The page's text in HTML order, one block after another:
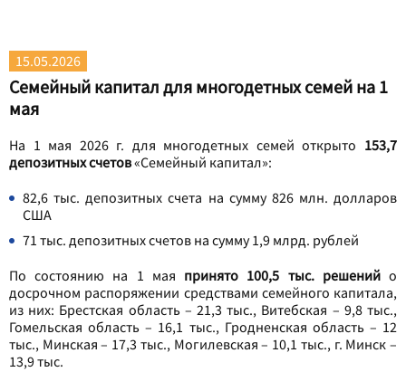
15.05.2026
Семейный капитал для многодетных семей на 1
мая
На 1 мая 2026 г. для многодетных семей открыто 153,7
депозитных счетов«Семейный капитал»:
82,6 тыс. депозитных счета на сумму 826 млн. долларов
США
71 тыс. депозитных счетов на сумму 1,9 млрд. рублей
По состоянию на 1 мая принято 100,5 тыс. решенийо
досрочном распоряжении средствами семейного капитала,
из них: Брестская область – 21,3 тыс., Витебская – 9,8 тыс.,
Гомельская область – 16,1 тыс., Гродненская область – 12
тыс., Минская – 17,3 тыс., Могилевская – 10,1 тыс., г. Минск –
13,9 тыс.